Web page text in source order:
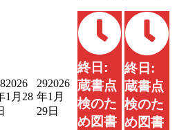
2026
1月28
292026
年1月
29日
終日:
蔵書点
検のた
め図書
終日:
蔵書点
検のた
め図書